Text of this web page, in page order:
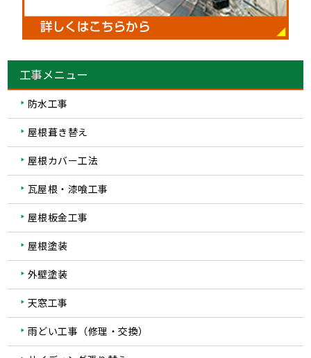
工事メニュー
防水工事
屋根葺き替え
屋根カバー工法
瓦屋根・漆喰工事
屋根板金工事
屋根塗装
外壁塗装
天窓工事
雨どい工事（修理・交換）